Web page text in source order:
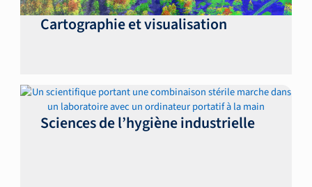
Cartographie et visualisation
Sciences de l’hygiène industrielle